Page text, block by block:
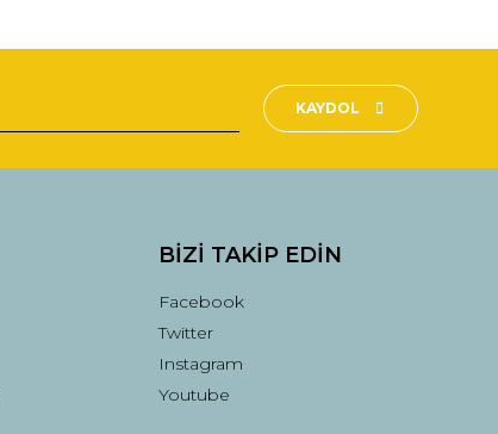
KAYDOL
BİZİ TAKİP EDİN
Facebook
Twitter
Instagram
Youtube